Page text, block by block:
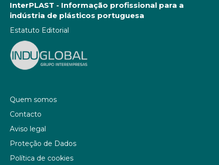
InterPLAST - Informação profissional para a
indústria de plásticos portuguesa
Estatuto Editorial
Quem somos
Contacto
Aviso legal
Proteção de Dados
Política de cookies